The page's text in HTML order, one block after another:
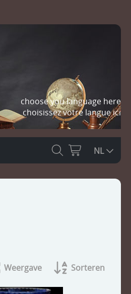
choose you language here
choisissez votre langue ici
NL
Weergave Sorteren